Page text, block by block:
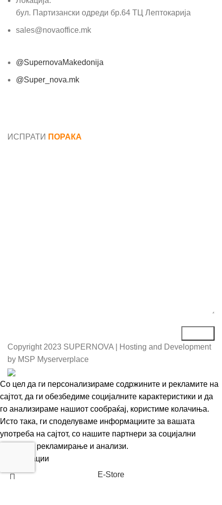
бул. Партизански одреди бр.64 ТЦ Лептокарија
sales@novaoffice.mk
@SupernovaMakedonija
@Super_nova.mk
ИСПРАТИ ПОРАКА
Copyright 2023 SUPERNOVA | Hosting and Development
by MSP Myserverplace
Со цел да ги персонализираме содржините и рекламите на
сајтот, да ги обезбедиме социјалните карактеристики и да
го анализираме нашиот сообраќај, користиме колачиња.
Исто така, ги споделуваме информациите за вашата
употреба на сајтот, со нашите партнери за социјални
медиуми, рекламирање и анализи.
Информации
Е-Store